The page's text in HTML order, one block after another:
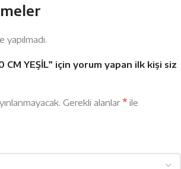
CM YEŞİL” için yorum yapan ilk kişi siz
Gerekli alanlar* ile